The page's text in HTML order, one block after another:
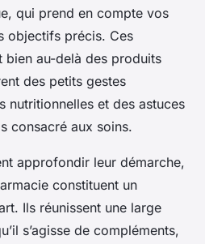
qui prend en compte vos
objectifs précis. Ces
bien au-delà des produits
des petits gestes
nutritionnelles et des astuces
consacré aux soins.
approfondir leur démarche,
constituent un
Ils réunissent une large
s’agisse de compléments,